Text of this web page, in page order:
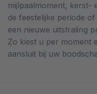
mijlpaalmoment, kerst-
de feestelijke periode
een nieuwe uitstraling
Zo kiest u per moment
aansluit bij uw